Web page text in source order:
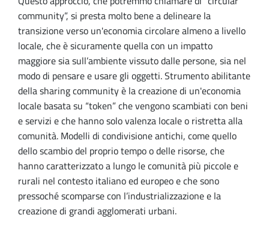
community”, si presta molto bene a delineare la
transizione verso un'economia circolare almeno a livello
locale, che è sicuramente quella con un impatto
maggiore sia sull’ambiente vissuto dalle persone, sia nel
modo di pensare e usare gli oggetti. Strumento abilitante
della sharing community è la creazione di un'economia
locale basata su “token” che vengono scambiati con beni
e servizi e che hanno solo valenza locale o ristretta alla
comunità. Modelli di condivisione antichi, come quello
dello scambio del proprio tempo o delle risorse, che
hanno caratterizzato a lungo le comunità più piccole e
rurali nel contesto italiano ed europeo e che sono
pressoché scomparse con l’industrializzazione e la
creazione di grandi agglomerati urbani.